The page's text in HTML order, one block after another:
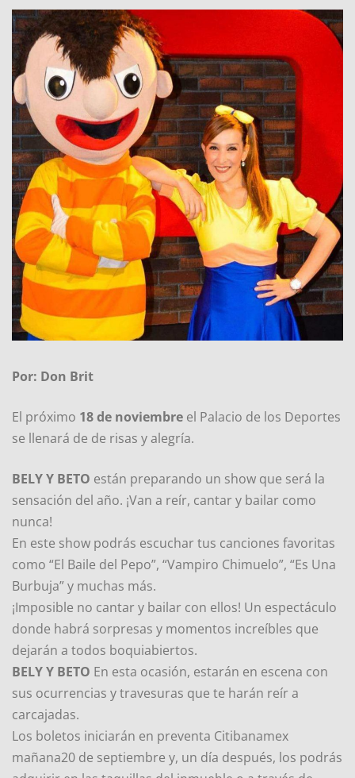
Por: Don Brit
El próximo 18 de noviembre el Palacio de los Deportes
se llenará de de risas y alegría.
BELY Y BETO están preparando un show que será la
sensación del año. ¡Van a reír, cantar y bailar como
nunca!
En este show podrás escuchar tus canciones favoritas
como “El Baile del Pepo”, “Vampiro Chimuelo”, “Es Una
Burbuja” y muchas más.
¡Imposible no cantar y bailar con ellos! Un espectáculo
donde habrá sorpresas y momentos increíbles que
dejarán a todos boquiabiertos.
BELY Y BETO En esta ocasión, estarán en escena con
sus ocurrencias y travesuras que te harán reír a
carcajadas.
Los boletos iniciarán en preventa Citibanamex
mañana20 de septiembre y, un día después, los podrás